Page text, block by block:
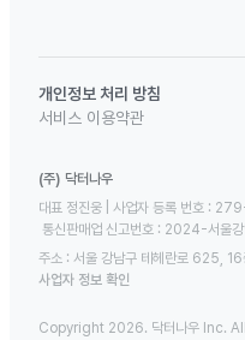
개인정보 처리 방침
서비스 이용약관
(주) 닥터나우
대표 정진웅 | 사업자 등록 번호 :
통신판매업 신고번호 : 2024-서울
주소 : 서울 강남구 테헤란로 625, 16
사업자 정보 확인
Copyright 2026. 닥터나우 Inc.